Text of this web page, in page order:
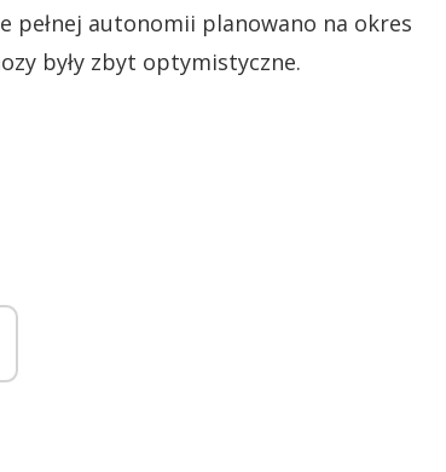
pełnej autonomii planowano na okres
były zbyt optymistyczne.